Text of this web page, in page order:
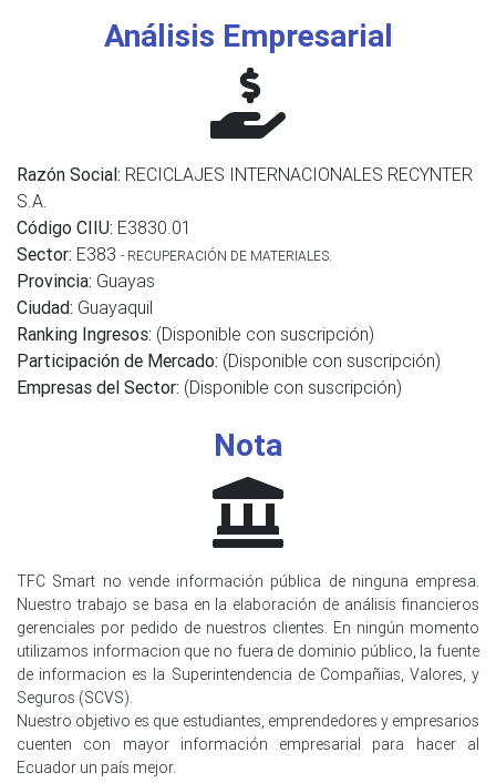
Análisis Empresarial
Razón Social: RECICLAJES INTERNACIONALES RECYNTER
S.A.
Código CIIU: E3830.01
Sector: E383 - RECUPERACIÓN DE MATERIALES.
Provincia: Guayas
Ciudad: Guayaquil
Ranking Ingresos: (Disponible con suscripción)
Participación de Mercado: (Disponible con suscripción)
Empresas del Sector: (Disponible con suscripción)
Nota
TFC Smart no vende información pública de ninguna empresa.
Nuestro trabajo se basa en la elaboración de análisis financieros
gerenciales por pedido de nuestros clientes. En ningún momento
utilizamos informacion que no fuera de dominio público, la fuente
de informacion es la Superintendencia de Compañias, Valores, y
Seguros (SCVS).
Nuestro objetivo es que estudiantes, emprendedores y empresarios
cuenten con mayor información empresarial para hacer al
Ecuador un país mejor.